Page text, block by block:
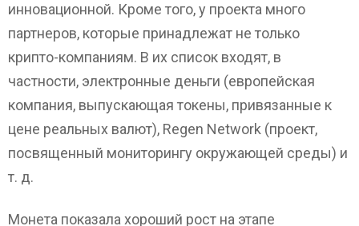
инновационной. Кроме того, у проекта много
партнеров, которые принадлежат не только
крипто-компаниям. В их список входят, в
частности, электронные деньги (европейская
компания, выпускающая токены, привязанные к
цене реальных валют), Regen Network (проект,
посвященный мониторингу окружающей среды) и
т. д.
Монета показала хороший рост на этапе